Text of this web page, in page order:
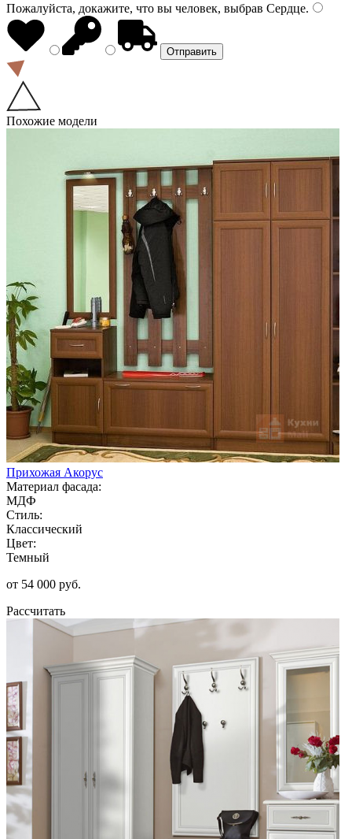
Пожалуйста, докажите, что вы человек, выбрав Сердце.
Похожие модели
Прихожая Акорус
Материал фасада:
МДФ
Стиль:
Классический
Цвет:
Темный
от 54 000 руб.
Рассчитать